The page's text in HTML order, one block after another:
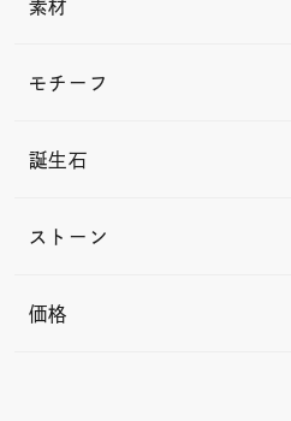
素材
モチーフ
誕生石
ストーン
価格